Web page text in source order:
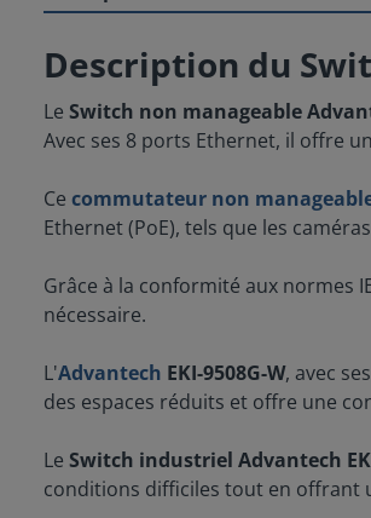
Description du
Le Switch non manageable
Avec ses 8 ports Ethernet, il offre
Ce commutateur non
Ethernet (PoE), tels que les
Grâce à la conformité aux normes
nécessaire.
L'Advantech EKI-9508G-W, avec
des espaces réduits et offre une
Le Switch industriel Advantech
conditions difficiles tout en offrant